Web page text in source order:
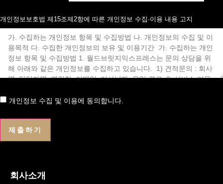
개인정보보호법 제15조제2항에 따른 개인정보 수집·이용 내용 고지
개인정보 수집 및 이용에 동의합니다.
제출하기
회사소개